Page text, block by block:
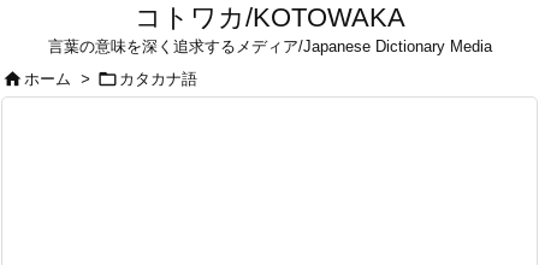
コトワカ/KOTOWAKA
言葉の意味を深く追求するメディア/Japanese Dictionary Media
ホーム >  カタカナ語